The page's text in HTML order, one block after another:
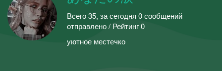
Всего 35, за сегодня 0 сообщений
отправлено / Рейтинг 0
уютное местечко